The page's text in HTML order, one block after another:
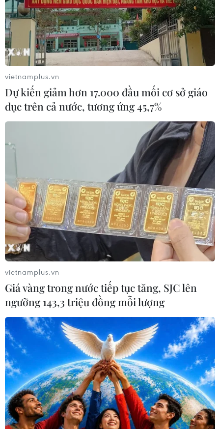
vietnamplus.vn
Dự kiến giảm hơn 17.000 đầu mối cơ sở giáo
dục trên cả nước, tương ứng 45,7%
vietnamplus.vn
Giá vàng trong nước tiếp tục tăng, SJC lên
ngưỡng 143,3 triệu đồng mỗi lượng